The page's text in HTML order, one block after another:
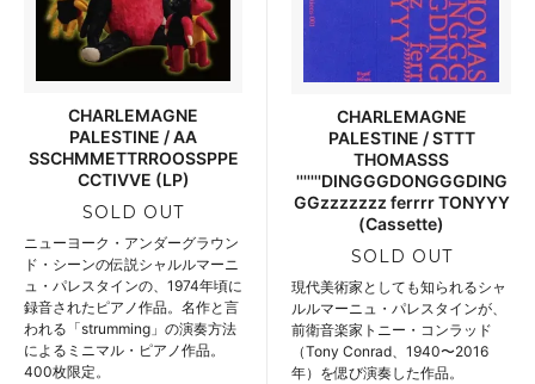
CHARLEMAGNE
PALESTINE / AA
SSCHMMETTRROOSSPPE
CCTIVVE (LP)
SOLD OUT
ニューヨーク・アンダーグラウン
ド・シーンの伝説シャルルマーニ
ュ・パレスタインの、1974年頃に
録音されたピアノ作品。名作と言
われる「strumming」の演奏方法
によるミニマル・ピアノ作品。
400枚限定。
CHARLEMAGNE
PALESTINE / STTT
THOMASSS
'''''''DINGGGDONGGGDING
GGzzzzzzz ferrrr TONYYY
(Cassette)
SOLD OUT
現代美術家としても知られるシャ
ルルマーニュ・パレスタインが、
前衛音楽家トニー・コンラッド
（Tony Conrad、1940〜2016
年）を偲び演奏した作品。